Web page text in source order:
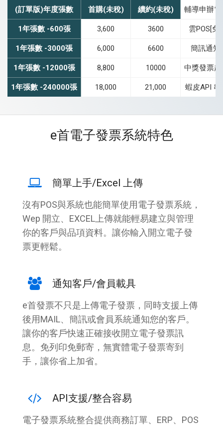
(訂單版)年度張數 首購(未稅) 續約(未稅) 輔導申辦
1年張數 -600張 3,600 3600 雲POS[
1年張數 -3000張 6,000 6600 簡訊通知
1年張數 -12000張 8,800 10000 中獎發票
1年張數 -240000張 18,000 21,000 蝦皮API
e首電子發票系統特色
簡單上手/Excel 上傳
沒有POS與系統也能簡單使用電子發票系統，
Wep 開立、EXCEL上傳就能輕易建立與管理
你的客戶與品項資料。讓你輸入開立電子發
票更輕鬆。
通知客戶/會員載具
e首發票不只是上傳電子發票，同時支援上傳
後用MAIL、簡訊或會員系統通知您的客戶。
讓你的客戶快速正確接收開立電子發票訊
息。免列印免郵寄，無實體電子發票寄到
手，讓你省上加省。
API支援/整合容易
電子發票系統整合提供商務訂單、ERP、POS